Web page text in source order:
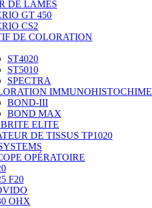
DE LAMES
GT 450
CS2
DE COLORATION
ST4020
ST5010
SPECTRA
IMMUNOHISTOCHIME
BOND-III
BOND MAX
ELITE
DE TISSUS TP1020
OPÉRATOIRE
F20
OHX